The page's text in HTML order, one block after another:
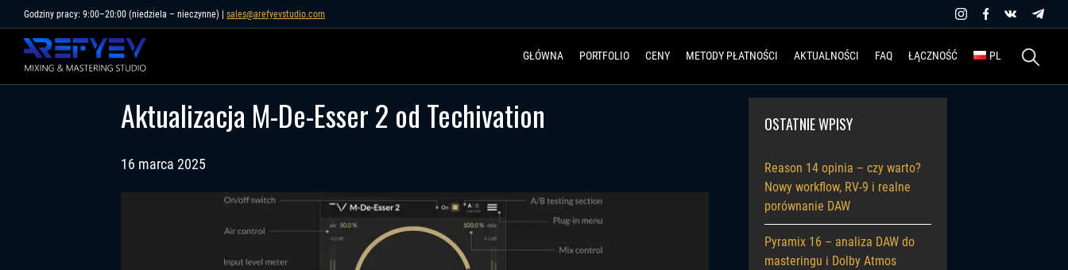
to
content
Godziny pracy: 9:00–20:00 (niedziela – nieczynne) | sales@arefyevstudio.com
GŁÓWNA PORTFOLIO CENY METODY PŁATNOŚCI AKTUALNOŚCI FAQ ŁĄCZNOŚĆ PL Szukaj:
Aktualizacja M-De-Esser 2 od Techivation
16 marca 2025
OSTATNIE WPISY
Reason 14 opinia – czy warto?
Nowy workflow, RV-9 i realne
porównanie DAW
Pyramix 16 – analiza DAW do
masteringu i Dolby Atmos